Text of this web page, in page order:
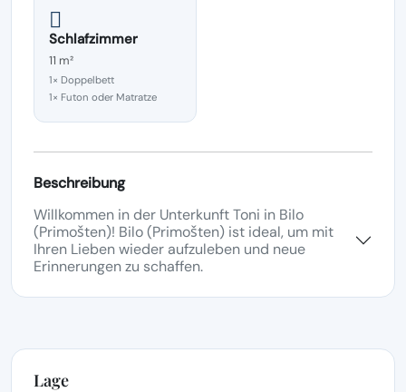
Schlafzimmer
11 m²
1× Doppelbett
1× Futon oder Matratze
Beschreibung
Willkommen in der Unterkunft Toni in Bilo
(Primošten)! Bilo (Primošten) ist ideal, um mit
Ihren Lieben wieder aufzuleben und neue
Erinnerungen zu schaffen.
Lage